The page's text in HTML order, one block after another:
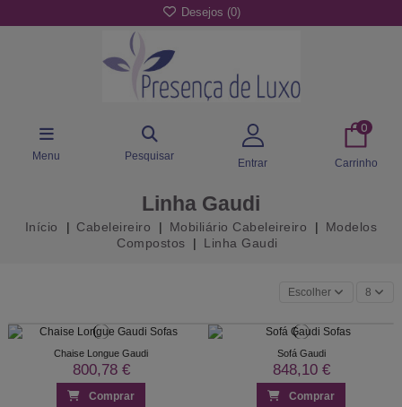
Desejos (0)
Menu Pesquisar
Entrar
0
Carrinho
Linha Gaudi
Início Cabeleireiro Mobiliário Cabeleireiro
Modelos
Compostos
Linha Gaudi
Escolher 8
Chaise Longue Gaudi
800,78 €
Comprar
Sofá Gaudi
848,10 €
Comprar